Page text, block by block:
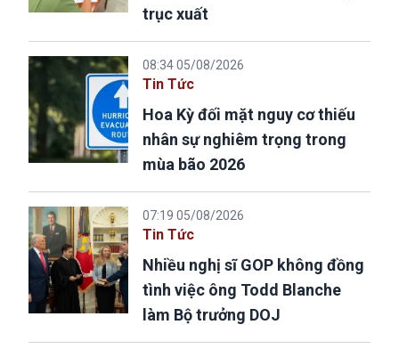
trục xuất
08:34 05/08/2026
Tin Tức
Hoa Kỳ đối mặt nguy cơ thiếu
nhân sự nghiêm trọng trong
mùa bão 2026
07:19 05/08/2026
Tin Tức
Nhiều nghị sĩ GOP không đồng
tình việc ông Todd Blanche
làm Bộ trưởng DOJ